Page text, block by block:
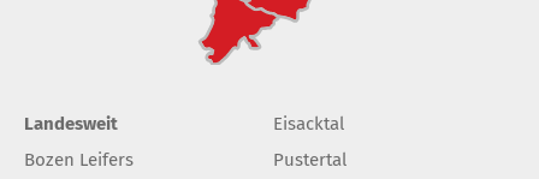
Landesweit
Bozen Leifers
Eisacktal
Pustertal